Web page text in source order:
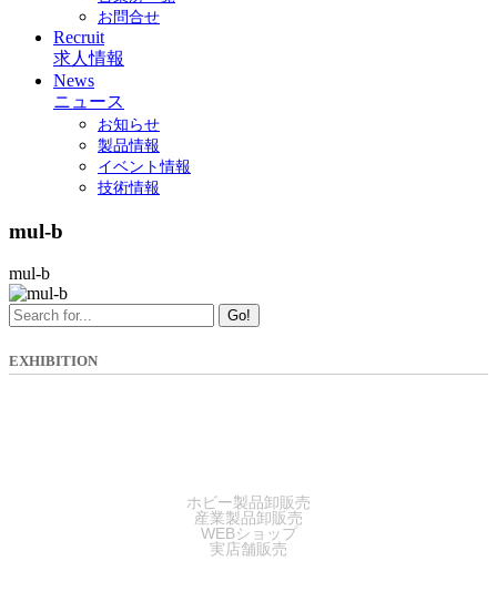
お問合せ
Recruit
求人情報
News
ニュース
お知らせ
製品情報
イベント情報
技術情報
mul-b
mul-b
Go!
EXHIBITION
ホビー製品卸販売
産業製品卸販売
WEBショップ
実店舗販売